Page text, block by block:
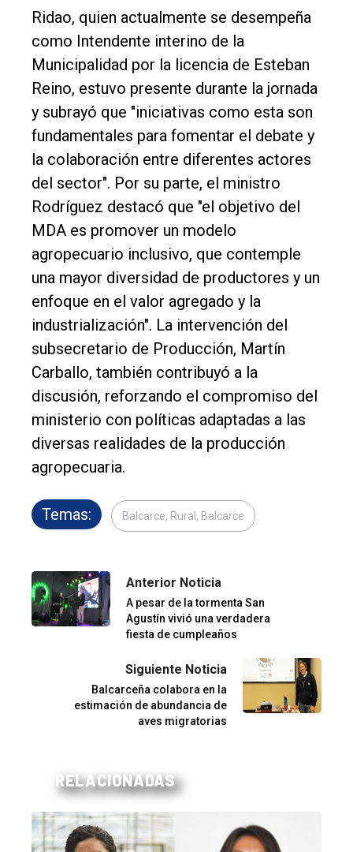
Ridao, quien actualmente se desempeña
como Intendente interino de la
Municipalidad por la licencia de Esteban
Reino, estuvo presente durante la jornada
y subrayó que "iniciativas como esta son
fundamentales para fomentar el debate y
la colaboración entre diferentes actores
del sector". Por su parte, el ministro
Rodríguez destacó que "el objetivo del
MDA es promover un modelo
agropecuario inclusivo, que contemple
una mayor diversidad de productores y un
enfoque en el valor agregado y la
industrialización". La intervención del
subsecretario de Producción, Martín
Carballo, también contribuyó a la
discusión, reforzando el compromiso del
ministerio con políticas adaptadas a las
diversas realidades de la producción
agropecuaria.
Temas: Balcarce, Rural, Balcarce
Anterior Noticia
A pesar de la tormenta San
Agustín vivió una verdadera
fiesta de cumpleaños
Siguiente Noticia
Balcarceña colabora en la
estimación de abundancia de
aves migratorias
RELACIONADAS